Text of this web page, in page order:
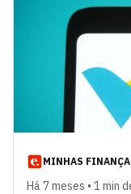
MINHAS
Há 7 meses • 1 min